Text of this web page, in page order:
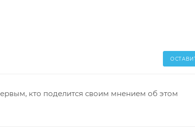
кто поделится своим мнением об этом